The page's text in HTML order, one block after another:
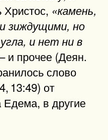
Христос, «камень,
зиждущими, но
и нет ни в
и прочее (Деян.
слово
13:49) от
Едема, в другие